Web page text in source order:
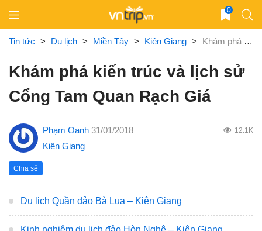
content
0
Tin tức > Du lịch > Miền Tây > Kiên Giang > Khám phá kiến trúc và lịch sử Cổng Tam Quan Rạch Giá
Khám phá kiến trúc và lịch sử
Cổng Tam Quan Rạch Giá
Phạm Oanh 31/01/2018 12.1K
Kiên Giang
Chia sẻ
Du lịch Quần đảo Bà Lụa – Kiên Giang